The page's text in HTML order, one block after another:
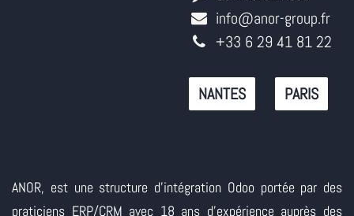
info@anor-group.fr
+33 6 29 41 81 22
NANTES PARIS
ANOR, est une structure d'intégration Odoo portée par des
praticiens ERP/CRM avec 18 ans d'expérience auprès des